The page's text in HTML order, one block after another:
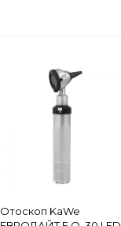
Отоскоп KaWe